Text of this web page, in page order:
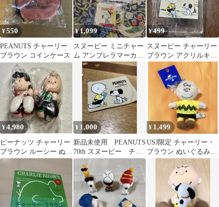
¥550
PEANUTS チャーリー
ブラウン コインケース
¥1,099
スヌーピー ミニチャー
ム アンブレラマーカー
未開封 アクセサリー
¥499
スヌーピー チャーリー
ブラウン アクリルキー
ホルダー くら寿司
¥4,980
ピーナッツ チャーリー
ブラウン ルーシー ぬい
ぐるみ マクドナルド
¥ 1,000
新品未使用 PEANUTS
70th スヌーピー チャ
ーリーブラウン ポー
¥ 1,499
USJ限定 チャーリー・
ブラウン ぬいぐるみマ